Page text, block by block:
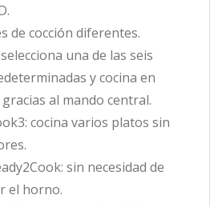
de cocción diferentes.
una de las seis
y cocina en
al mando central.
cocina varios platos sin
sin necesidad de
el horno.